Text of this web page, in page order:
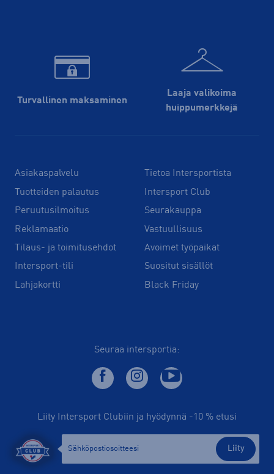
Turvallinen maksaminen
Laaja valikoima
huippu­merkkejä
Asiakaspalvelu
Tuotteiden palautus
Peruutusilmoitus
Reklamaatio
Tilaus- ja toimitusehdot
Intersport-tili
Lahjakortti
Tietoa Intersportista
Intersport Club
Seurakauppa
Vastuullisuus
Avoimet työpaikat
Suositut sisällöt
Black Friday
Seuraa intersportia:
Liity Intersport Clubiin ja hyödynnä -10 % etusi
Liity